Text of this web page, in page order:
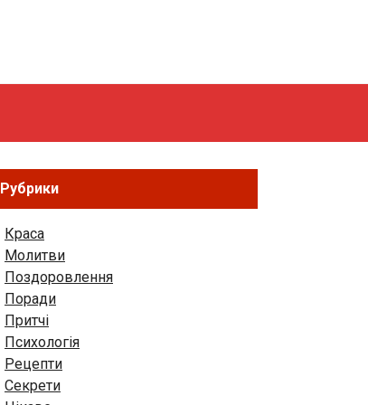
Рубрики
Краса
Молитви
Поздоровлення
Поради
Притчі
Психологія
Рецепти
Секрети